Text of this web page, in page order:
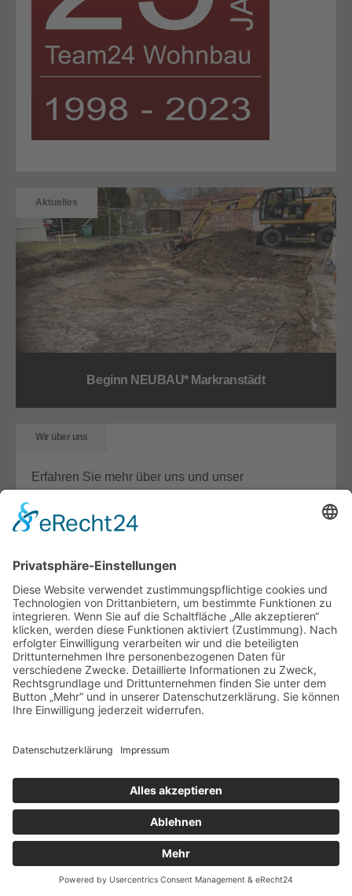
Aktuelles
Beginn NEUBAU* Markranstädt
Wir über uns
Erfahren Sie mehr über uns und unser
Unterstützung
Die Team24 Wohnbau GmbH unterstützt den Verein
Copyright © 2026 Team24 Wohnbau GmbH